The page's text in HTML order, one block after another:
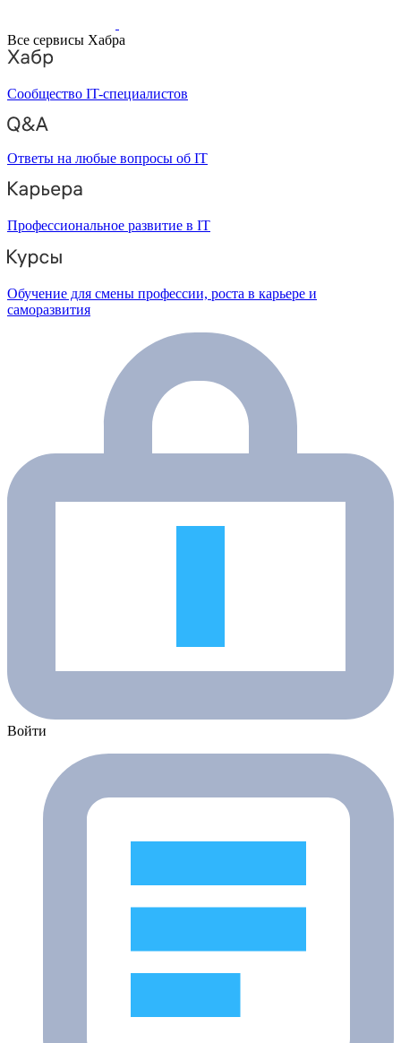
Все сервисы Хабра
Сообщество IT-специалистов
Ответы на любые вопросы об IT
Профессиональное развитие в IT
Обучение для смены профессии, роста в карьере и
саморазвития
Войти